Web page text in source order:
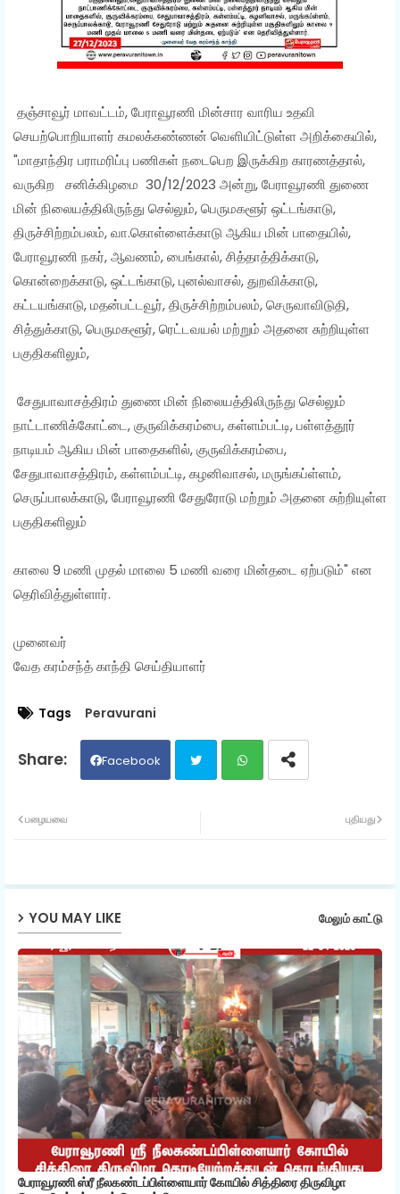
தஞ்சாவூர் மாவட்டம், பேராவூரணி மின்சார வாரிய உதவி
செயற்பொறியாளர் கமலக்கண்ணன் வெளியிட்டுள்ள அறிக்கையில்,
"மாதாந்திர பராமரிப்பு பணிகள் நடைபெற இருக்கிற காரணத்தால்,
வருகிற சனிக்கிழமை 30/12/2023 அன்று, பேராவூரணி துணை
மின் நிலையத்திலிருந்து செல்லும், பெருமகளூர் ஒட்டங்காடு,
திருச்சிற்றம்பலம், வா.கொள்ளைக்காடு ஆகிய மின் பாதையில்,
பேராவூரணி நகர், ஆவணம், பைங்கால், சித்தாத்திக்காடு,
கொன்றைக்காடு, ஒட்டங்காடு, புனல்வாசல், துறவிக்காடு,
கட்டயங்காடு, மதன்பட்டவூர், திருச்சிற்றம்பலம், செருவாவிடுதி,
சித்துக்காடு, பெருமகளூர், ரெட்டவயல் மற்றும் அதனை சுற்றியுள்ள
பகுதிகளிலும்,
சேதுபாவாசத்திரம் துணை மின் நிலையத்திலிருந்து செல்லும்
நாட்டாணிக்கோட்டை, குருவிக்கரம்பை, கள்ளம்பட்டி, பள்ளத்தூர்
நாடியம் ஆகிய மின் பாதைகளில், குருவிக்கரம்பை,
சேதுபாவாசத்திரம், கள்ளம்பட்டி, கழனிவாசல், மருங்கப்ள்ளம்,
செருப்பாலக்காடு, பேராவூரணி சேதுரோடு மற்றும் அதனை சுற்றியுள்ள
பகுதிகளிலும்
காலை 9 மணி முதல் மாலை 5 மணி வரை மின்தடை ஏற்படும்" என
தெரிவித்துள்ளார்.
முனைவர்
வேத கரம்சந்த் காந்தி செய்தியாளர்
Tags Peravurani
Facebook
ap
புதியது
பழையவை
YOU MAY LIKE மேலும் காட்டு
பேராவூரணி ஸ்ரீ நீலகண்டப்பிள்ளையார் கோயில் சித்திரை திருவிழா